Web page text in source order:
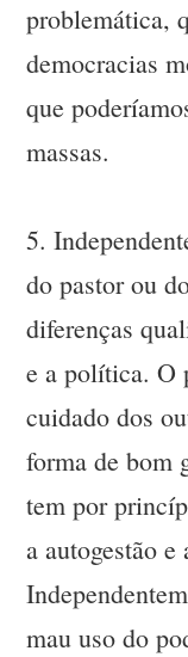
problemática,
democracias
que
massas.
5.
do pastor ou
diferenças
e a política. O
cuidado dos
forma de bom
tem por
a autogestão e
mau uso do